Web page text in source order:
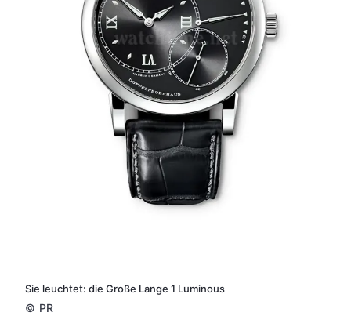
Sie leuchtet: die Große Lange 1 Luminous
© PR